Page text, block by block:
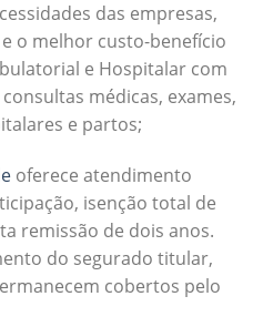
das empresas,
o melhor custo-benefício
e Hospitalar com
médicas, exames,
e partos;
oferece atendimento
isenção total de
remissão de dois anos.
do segurado titular,
cobertos pelo